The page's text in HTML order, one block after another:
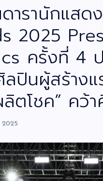
รานักแสด
2025
ครั้งที่ 4
ปินผู้สร้างแ
ลิตโชค” ค
2025